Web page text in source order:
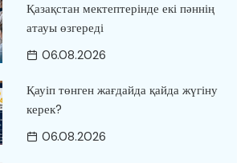
Қазақстан мектептерінде екі пәннің
атауы өзгереді
06.08.2026
Қауіп төнген жағдайда қайда жүгіну
керек?
06.08.2026